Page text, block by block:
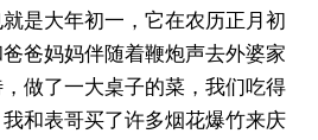
是大年初一，它在农历正月初
爸妈妈伴随着鞭炮声去外婆家
做了一大桌子的菜，我们吃得
和表哥买了许多烟花爆竹来庆